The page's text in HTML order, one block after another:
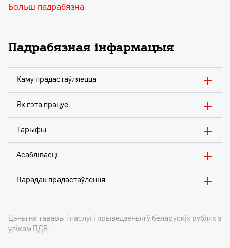
Больш падрабязна
Падрабязная інфармацыя
Каму прадастаўляецца
Як гэта працуе
Тарыфы
Асаблівасці
Парадак прадастаўлення
Цэны на тавары i паслугі прыведзеныя ў беларускіх рублях з
улікам ПДВ.